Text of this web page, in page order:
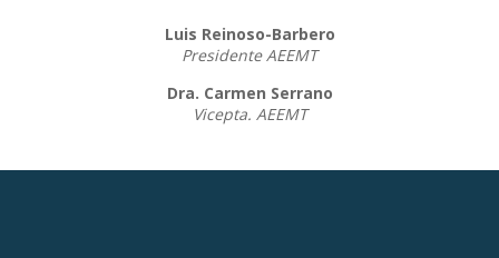
Luis Reinoso-Barbero
Presidente AEEMT
Dra. Carmen Serrano
Vicepta. AEEMT